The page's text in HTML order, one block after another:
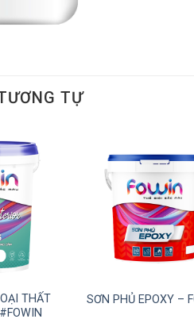
TỰ
THẤT
SƠN PHỦ EPOXY –